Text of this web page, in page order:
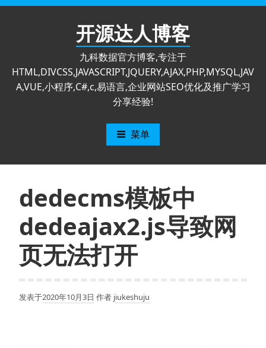
跳
开源达人博客
九科数据官方博客,专注于
HTML,DIVCSS,JAVASCRIPT,JQUERY,AJAX,PHP,MYSQL,JAV
A,VUE,小程序,C#,c,易语言,企业网站SEO优化及推广学习
分享经验!
菜单
dedecms模板中
dedeajax2.js导致网
页无法打开
发表于2020年10月3日 作者 jiukeshuju